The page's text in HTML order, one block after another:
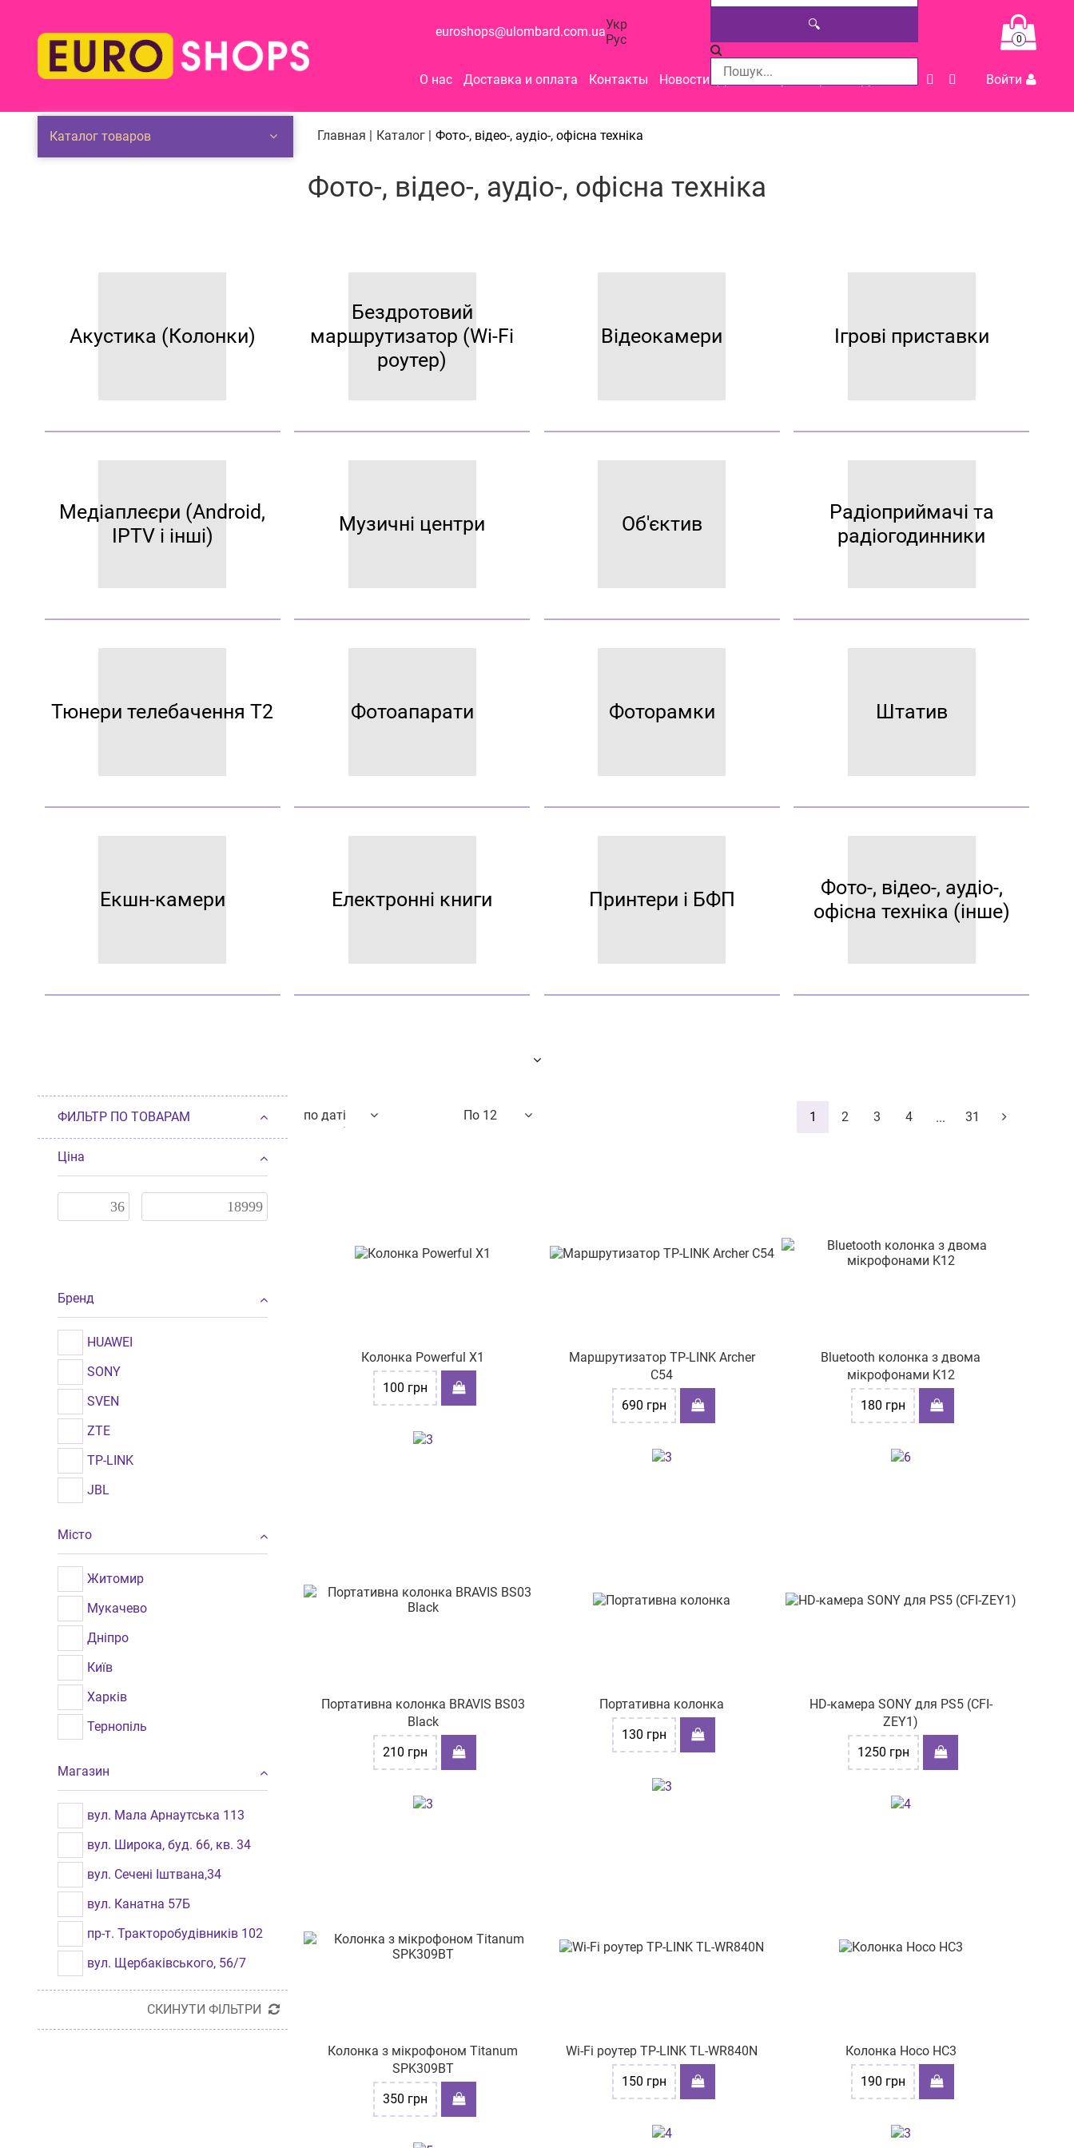
euroshops@ulombard.com.uaУкр
Рус
🔍
0
О нас Доставка и оплата Контакты Новости Допомога у виборі товару Войти
Каталог товаров Главная | Каталог | Фото-, відео-, аудіо-, офісна техніка
Фото-, відео-, аудіо-, офісна техніка
Акустика (Колонки)
Бездротовий
маршрутизатор (Wi-Fi
роутер)
Відеокамери Ігрові приставки
Медіаплеєри (Android,
IPTV і інші)
Музичні центри Об'єктив
Радіоприймачі та
радіогодинники
Тюнери телебачення Т2 Фотоапарати Фоторамки Штатив
Екшн-камери Електронні книги Принтери і БФП
Фото-, відео-, аудіо-,
офісна техніка (інше)
ФИЛЬТР ПО ТОВАРАМ
Ціна
Бренд
HUAWEI
SONY
SVEN
ZTE
TP-LINK
JBL
ZOUND
F&D
Інші бренди
BAHM
CYBOO
TITANUM
D-LINK
WIRELESS CONTROLLER
ROMSAT
LOGITECH
TENDA
GRANDX
Місто
Житомир
Мукачево
Дніпро
Київ
Харків
Тернопіль
Вінниця
Львів
Рівне
Бровари
Миколаїв
Чернівці
Луцьк
Магазин
вул. Мала Арнаутська 113
вул. Широка, буд. 66, кв. 34
вул. Сечені Іштвана,34
вул. Канатна 57Б
пр-т. Тракторобудівників 102
вул. Щербаківського, 56/7
вул. Салтівське Шосе, 262
СКИНУТИ ФІЛЬТРИ
по даті
по даті
По 12
1 2 3 4 ... 31
Колонка Powerful X1
100 грн
Маршрутизатор TP-LINK Archer
C54
690 грн
Bluetooth колонка з двома
мікрофонами K12
180 грн
Портативна колонка BRAVIS BS03
Black
210 грн
Портативна колонка
130 грн
HD-камера SONY для PS5 (CFI-
ZEY1)
1250 грн
Колонка з мікрофоном Titanum
SPK309BT
350 грн
Wi-Fi роутер TP-LINK TL-WR840N
150 грн
Колонка Hoco HC3
190 грн